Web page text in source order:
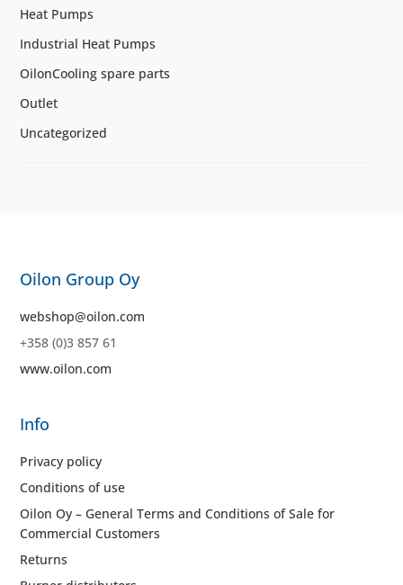
Heat Pumps
Industrial Heat Pumps
OilonCooling spare parts
Outlet
Uncategorized
Oilon Group Oy
webshop@oilon.com
+358 (0)3 857 61
www.oilon.com
Info
Privacy policy
Conditions of use
Oilon Oy – General Terms and Conditions of Sale for
Commercial Customers
Returns